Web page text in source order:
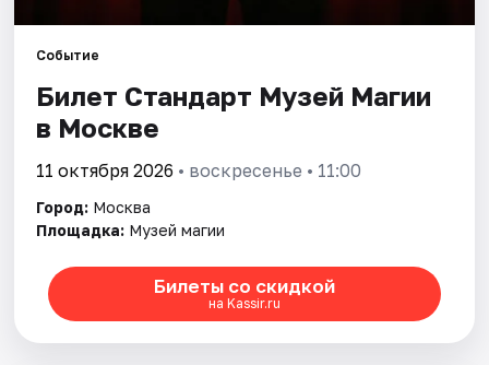
Событие
Билет Стандарт Музей Магии
в Москве
11 октября 2026 • воскресенье • 11:00
Город: Москва
Площадка: Музей магии
Билеты со скидкой
на Kassir.ru